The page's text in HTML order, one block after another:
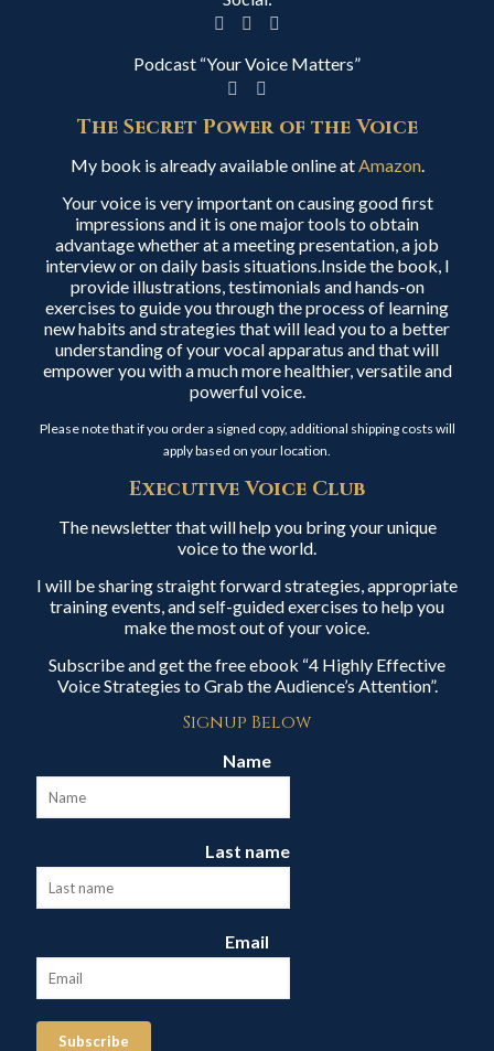
Podcast “Your Voice Matters”
The Secret Power of the Voice
My book is already available online atAmazon.
Your voice is very important on causing good first
impressions and it is one major tools to obtain
advantage whether at a meeting presentation, a job
interview or on daily basis situations.Inside the book, I
provide illustrations, testimonials and hands-on
exercises to guide you through the process of learning
new habits and strategies that will lead you to a better
understanding of your vocal apparatus and that will
empower you with a much more healthier, versatile and
powerful voice.
Please note that if you order a signed copy, additional shipping costs will
apply based on your location.
Executive Voice Club
The newsletter that will help you bring your unique
voice to the world.
I will be sharing straight forward strategies, appropriate
training events, and self-guided exercises to help you
make the most out of your voice.
Subscribe and get the free ebook “4 Highly Effective
Voice Strategies to Grab the Audience’s Attention”.
Signup Below
Name
Last name
Email
Subscribe